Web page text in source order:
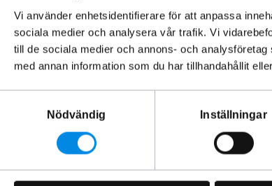
Vi använder enhetsidentifierare för att anpassa
sociala medier och analysera vår trafik. Vi
till de sociala medier och annons- och
med annan information som du har tillhandahållit
Nödvändig
Inställningar
LED idag!
kvalitet och funktionella belysning ärTakbåge
val för dig som vill förbättra både utseendet och
skillnaden av premiumutrustning frånMetec!
Så hjälper vi dig.
av modellanpassade fordonstillbehör sedan